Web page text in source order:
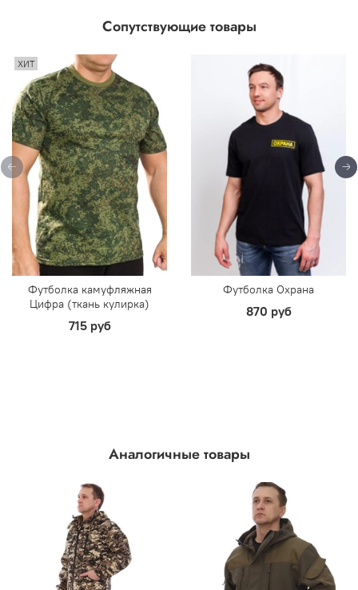
Сопутствующие товары
ХИТ
Футболка камуфляжная
Цифра (ткань кулирка)
715 руб
Футболка Охрана
870 руб
Аналогичные товары